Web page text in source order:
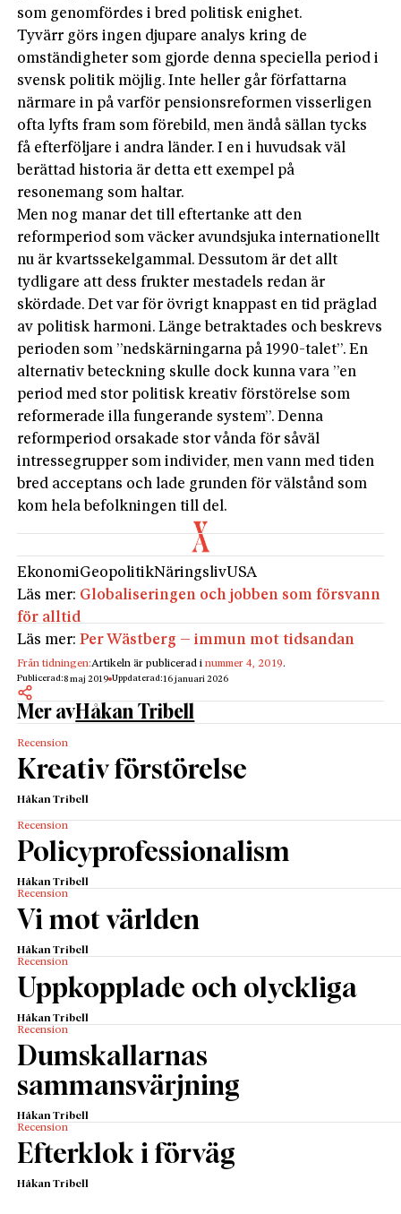
som genomfördes i bred politisk enighet.
Tyvärr görs ingen djupare analys kring de
omständigheter som gjorde denna speciella period i
svensk politik möjlig. Inte heller går författarna
närmare in på varför pensionsreformen visserligen
ofta lyfts fram som förebild, men ändå sällan tycks
få efterföljare i andra länder. I en i huvudsak väl
berättad historia är detta ett exempel på
resonemang som haltar.
Men nog manar det till eftertanke att den
reformperiod som väcker avundsjuka internationellt
nu är kvartssekelgammal. Dessutom är det allt
tydligare att dess frukter mestadels redan är
skördade. Det var för övrigt knappast en tid präglad
av politisk harmoni. Länge betraktades och beskrevs
perioden som ”nedskärningarna på 1990-talet”. En
alternativ beteckning skulle dock kunna vara ”en
period med stor politisk kreativ förstörelse som
reformerade illa fungerande system”. Denna
reformperiod orsakade stor vånda för såväl
intressegrupper som individer, men vann med tiden
bred acceptans och lade grunden för välstånd som
kom hela befolkningen till del.
EkonomiGeopolitikNäringslivUSA
Läs mer: Globaliseringen och jobben som försvann
för alltid
Läs mer:Per Wästberg – immun mot tidsandan
Från tidningen:Artikeln är publicerad inummer 4, 2019.
Publicerad:8 maj 2019 Uppdaterad:16 januari 2026
Mer avHåkan Tribell
Recension
Kreativ förstörelse
Håkan Tribell
Recension
Policyprofessionalism
Håkan Tribell
Recension
Vi mot världen
Håkan Tribell
Recension
Uppkopplade och olyckliga
Håkan Tribell
Recension
Dumskallarnas
sammansvärjning
Håkan Tribell
Recension
Efterklok i förväg
Håkan Tribell